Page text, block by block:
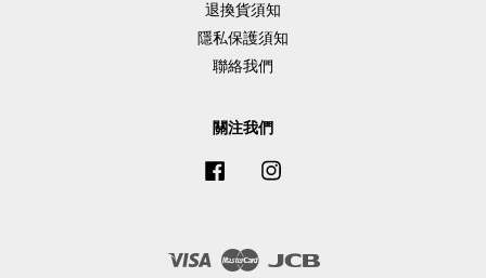
退換貨須知
隱私保護須知
聯絡我們
關注我們
Facebook
Visa Master